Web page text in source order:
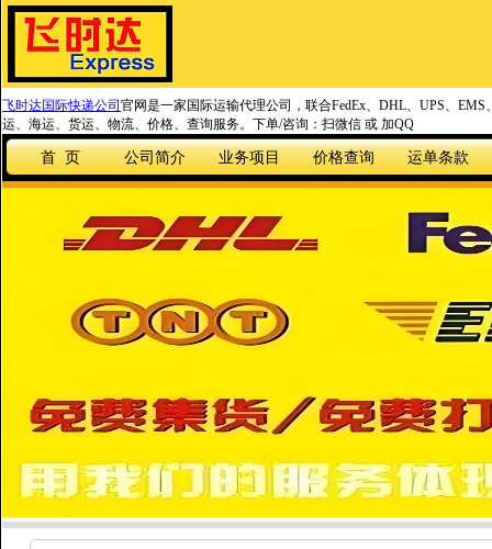
飞时达国际快递公司 官网是一家国际运输代理公司，联合FedEx、DHL、UPS、
运、海运、货运、物流、价格、查询服务。下单/咨询：扫微信 或 加QQ
首 页 公司简介 业务项目 价格查询 运单条款